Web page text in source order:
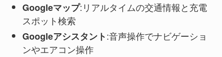
Googleマップ:リアルタイムの交通情報と充電
スポット検索
Googleアシスタント:音声操作でナビゲーショ
ンやエアコン操作